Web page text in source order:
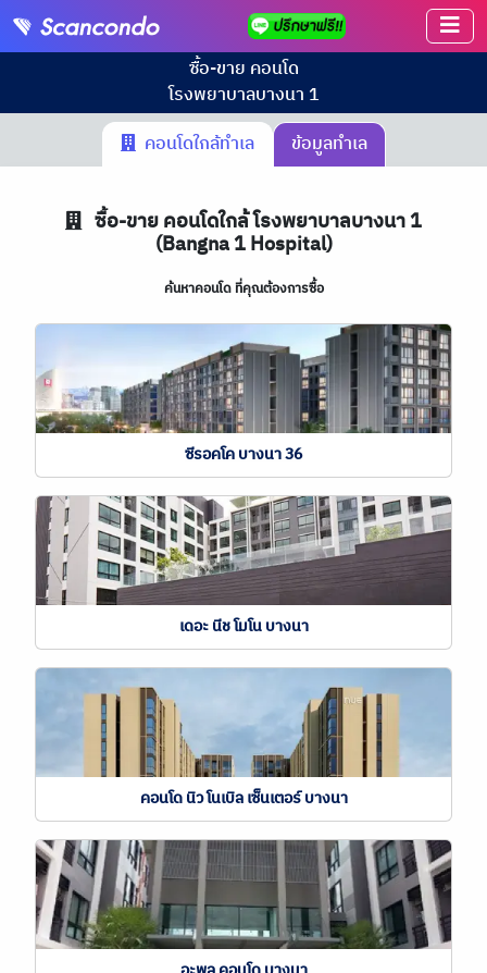
ซื้อ-ขาย คอนโด
โรงพยาบาลบางนา 1
คอนโดใกล้ทำเล
ข้อมูลทำเล
ซื้อ-ขาย คอนโดใกล้ โรงพยาบาลบางนา 1
(Bangna 1 Hospital)
ค้นหาคอนโด ที่คุณต้องการซื้อ
ซีรอคโค บางนา 36
เดอะ นีช โมโน บางนา
คอนโด นิว โนเบิล เซ็นเตอร์ บางนา